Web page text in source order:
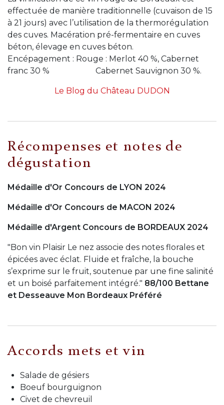
effectuée de manière traditionnelle (cuvaison de 15
à 21 jours) avec l’utilisation de la thermorégulation
des cuves. Macération pré-fermentaire en cuves
béton, élevage en cuves béton.
Encépagement : Rouge : Merlot 40 %, Cabernet
franc 30 % Cabernet Sauvignon 30 %.
Le Blog du Château DUDON
Récompenses et notes de
dégustation
Médaille d'Or Concours de LYON 2024
Médaille d'Or Concours de MACON 2024
Médaille d'Argent Concours de BORDEAUX 2024
"Bon vin Plaisir Le nez associe des notes florales et
épicées avec éclat. Fluide et fraîche, la bouche
s’exprime sur le fruit, soutenue par une fine salinité
et un boisé parfaitement intégré." 88/100 Bettane
et Desseauve Mon Bordeaux Préféré
Accords mets et vin
Salade de gésiers
Boeuf bourguignon
Civet de chevreuil